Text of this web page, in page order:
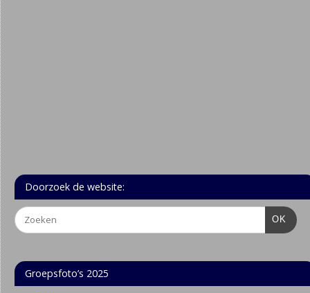
Doorzoek de website:
OK
Groepsfoto’s 2025